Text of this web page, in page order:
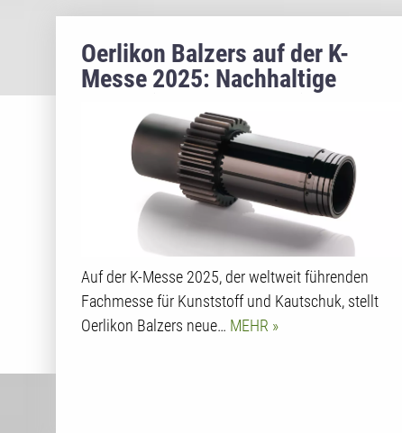
Oerlikon Balzers auf der K-
Messe 2025: Nachhaltige
Hochleistungs-Beschichtungen
für die prozesssichere
Kunststoffverarbeitung
Auf der K-Messe 2025, der weltweit führenden
Fachmesse für Kunststoff und Kautschuk, stellt
Oerlikon Balzers neue… MEHR